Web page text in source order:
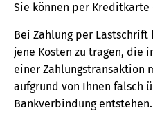
Sie können per Kreditkarte
Bei Zahlung per
jene Kosten zu tragen, die
einer Zahlungstransaktion
aufgrund von Ihnen falsch
Bankverbindung entstehen.